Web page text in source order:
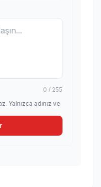
0 / 255
Yalnızca adınız ve